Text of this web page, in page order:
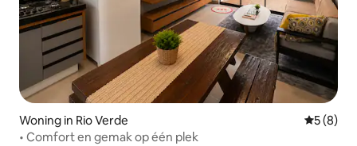
Woning in Rio Verde
5 (8)
• Comfort en gemak op één plek